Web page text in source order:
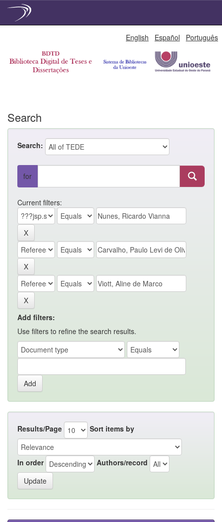
English Español Português
Search
Search:
for
Current filters:
Add filters:
Use filters to refine the search results.
Results/Page Sort items by
In order Authors/record